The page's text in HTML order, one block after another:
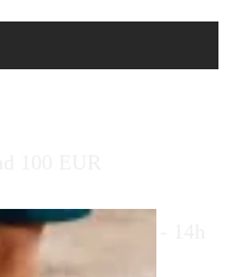
|Pon - Pet: 9 - 14h